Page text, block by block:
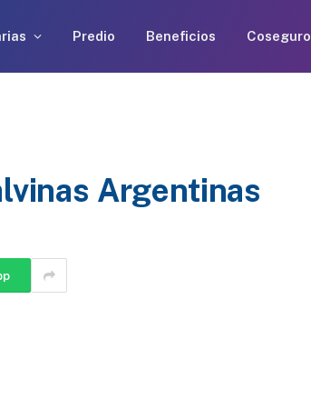
Predio Beneficios Coseguro
Argentinas